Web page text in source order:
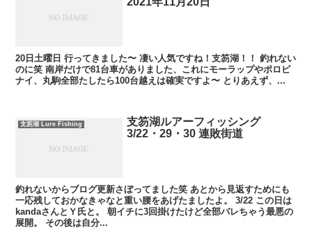
20日土曜日 行ってきました〜 凄い人気ですね！支笏湖！！ 釣れない
のに笑 南岸だけで81台車がありました、これにモーラップやポロピ
ナイ、丸駒全部たしたら100台越えは確実ですよ〜 とりあえず、...
支笏湖 Lure Fishing
支笏湖ルアーフィッシング
3/22・29・30 連敗街道
釣れないからブログ更新さぼってました笑 あとから見返すためにも
一応残しておかなきゃなと重い腰をあげたましたよ。 3/22 この日は
kandaさんとＹ氏と。 朝イチに3回掛けたけど全部バレちゃう最悪の
展開。 その後は自分...